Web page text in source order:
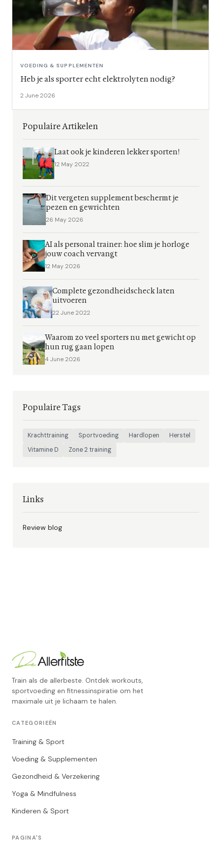
VOEDING & SUPPLEMENTEN
Heb je als sporter echt elektrolyten nodig?
2 June 2026
Populaire Artikelen
Laat ook je kinderen lekker sporten!
12 May 2022
Dit vergeten supplement beschermt je
pezen en gewrichten
26 May 2026
AI als personal trainer: hoe slim je horloge
jouw coach vervangt
12 May 2026
Complete gezondheidscheck laten
uitvoeren
22 June 2022
Waarom zo veel sporters nu met gewicht op
hun rug gaan lopen
4 June 2026
Populaire Tags
Krachttraining Sportvoeding Hardlopen
Herstel
Vitamine D
Zone 2 training
Links
Review blog
Train als de allerbeste. Ontdek workouts,
sportvoeding en fitnessinspiratie om het
maximale uit je lichaam te halen.
CATEGORIEËN
Training & Sport
Voeding & Supplementen
Gezondheid & Verzekering
Yoga & Mindfulness
Kinderen & Sport
PAGINA'S